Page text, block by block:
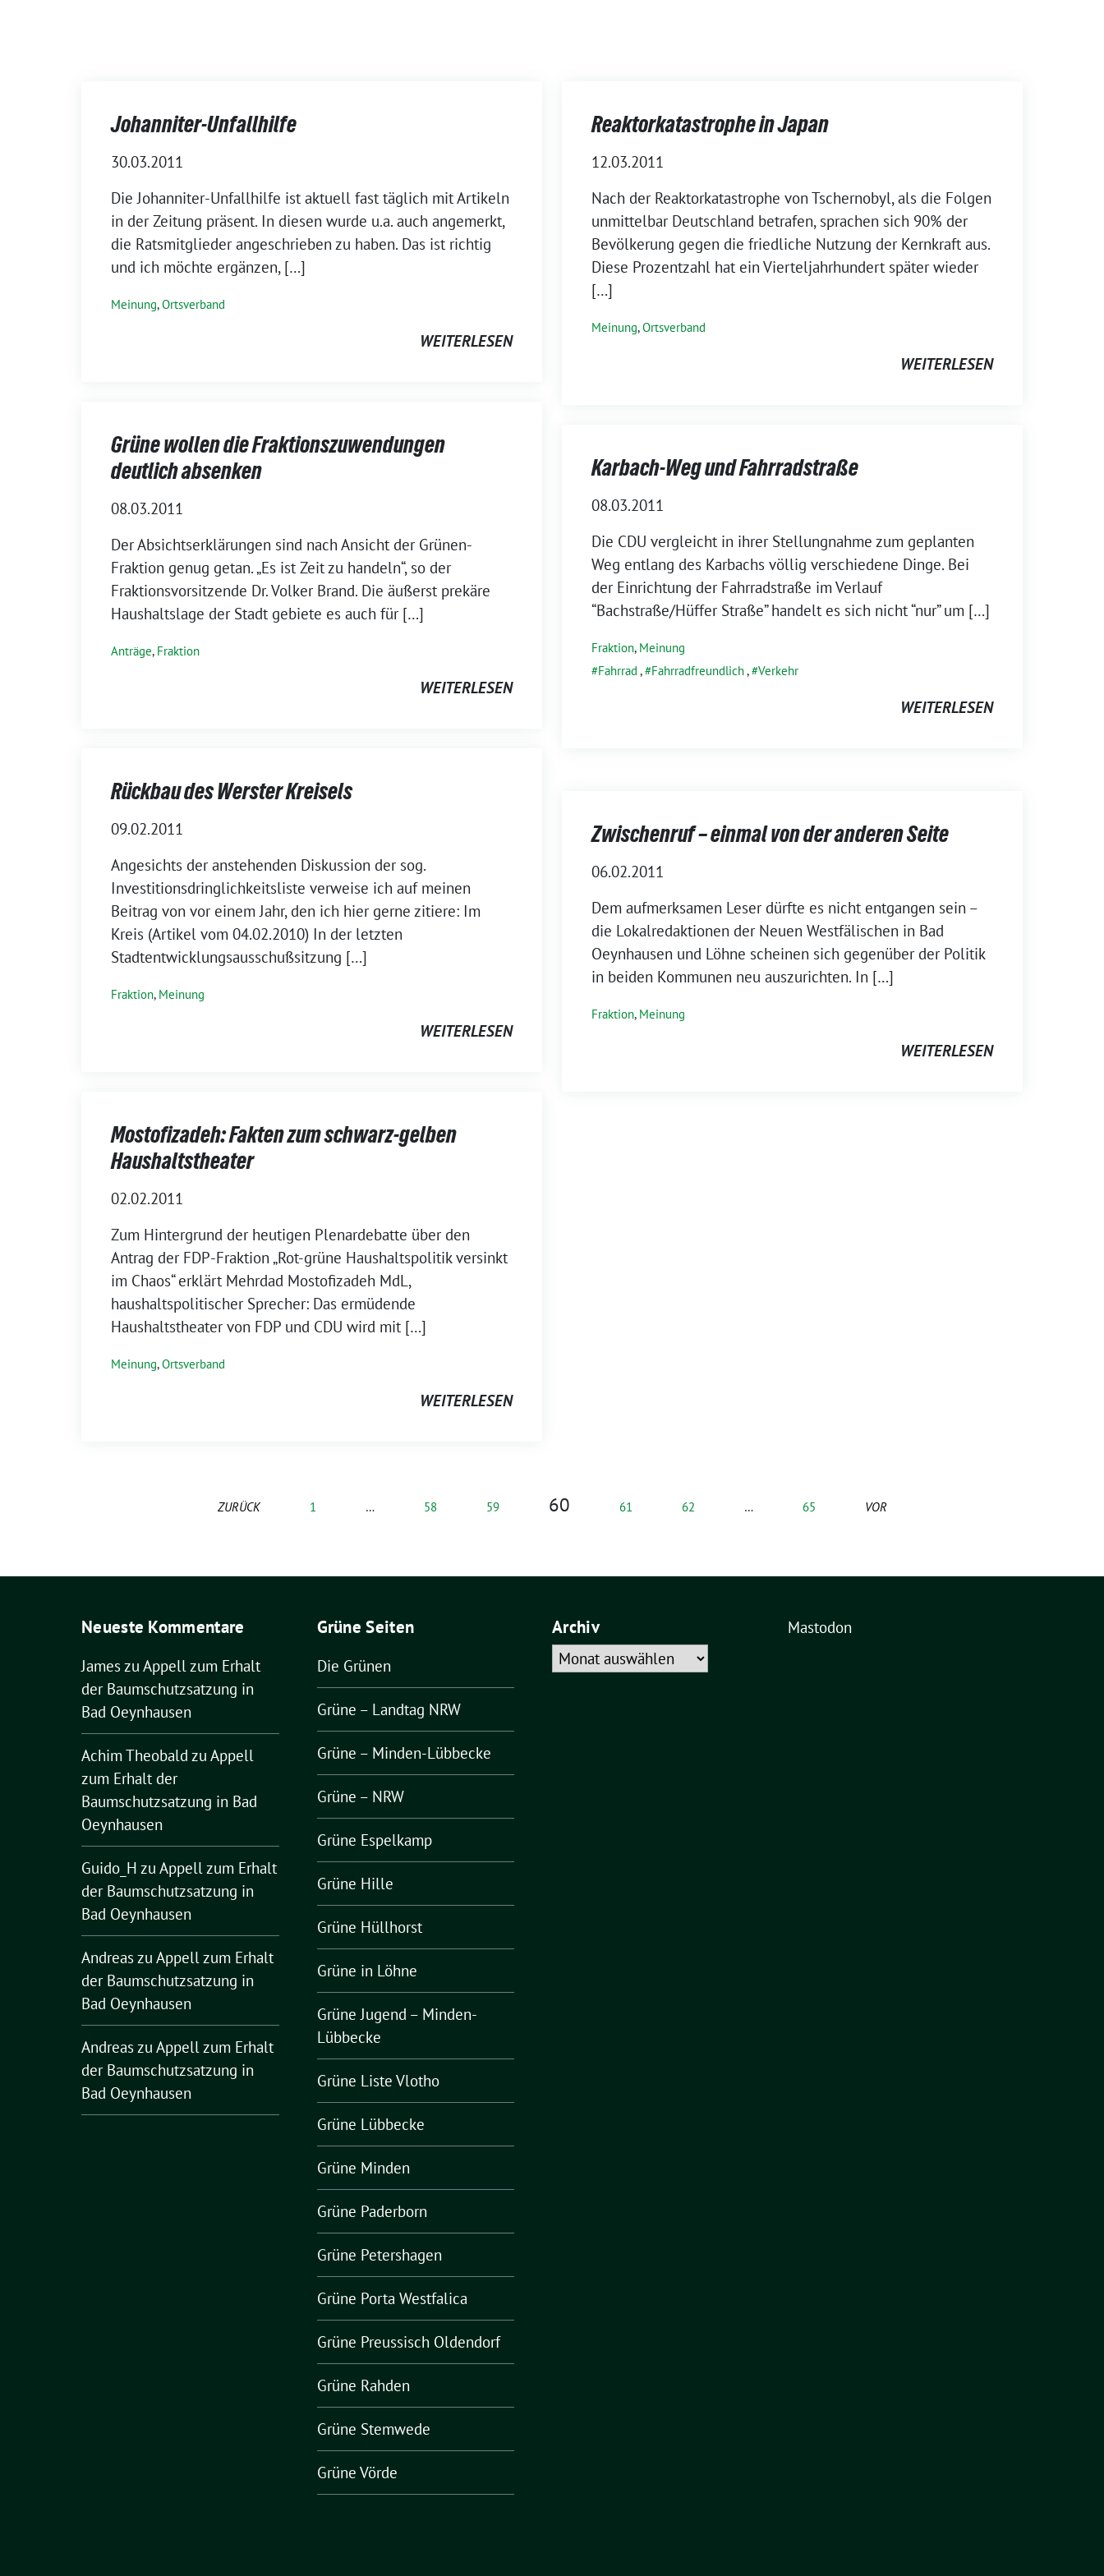
Johanniter-Unfallhilfe
30.03.2011
Die Johanniter-Unfallhilfe ist aktuell fast täglich mit Artikeln
in der Zeitung präsent. In diesen wurde u.a. auch angemerkt,
die Ratsmitglieder angeschrieben zu haben. Das ist richtig
und ich möchte ergänzen, […]
Meinung,Ortsverband
WEITERLESEN
Reaktorkatastrophe in Japan
12.03.2011
Nach der Reaktorkatastrophe von Tschernobyl, als die Folgen
unmittelbar Deutschland betrafen, sprachen sich 90% der
Bevölkerung gegen die friedliche Nutzung der Kernkraft aus.
Diese Prozentzahl hat ein Vierteljahrhundert später wieder
[…]
Meinung,Ortsverband
WEITERLESEN
Grüne wollen die Fraktionszuwendungen
deutlich absenken
08.03.2011
Der Absichtserklärungen sind nach Ansicht der Grünen-
Fraktion genug getan. „Es ist Zeit zu handeln“, so der
Fraktionsvorsitzende Dr. Volker Brand. Die äußerst prekäre
Haushaltslage der Stadt gebiete es auch für […]
Anträge, Fraktion
WEITERLESEN
Karbach-Weg und Fahrradstraße
08.03.2011
Die CDU vergleicht in ihrer Stellungnahme zum geplanten
Weg entlang des Karbachs völlig verschiedene Dinge. Bei
der Einrichtung der Fahrradstraße im Verlauf
“Bachstraße/Hüffer Straße” handelt es sich nicht “nur” um […]
Fraktion, Meinung
Fahrrad , Fahrradfreundlich, Verkehr
WEITERLESEN
Rückbau des Werster Kreisels
09.02.2011
Angesichts der anstehenden Diskussion der sog.
Investitionsdringlichkeitsliste verweise ich auf meinen
Beitrag von vor einem Jahr, den ich hier gerne zitiere: Im
Kreis (Artikel vom 04.02.2010) In der letzten
Stadtentwicklungsausschußsitzung […]
Fraktion, Meinung
WEITERLESEN
Zwischenruf – einmal von der anderen Seite
06.02.2011
Dem aufmerksamen Leser dürfte es nicht entgangen sein –
die Lokalredaktionen der Neuen Westfälischen in Bad
Oeynhausen und Löhne scheinen sich gegenüber der Politik
in beiden Kommunen neu auszurichten. In […]
Fraktion, Meinung
WEITERLESEN
Mostofizadeh: Fakten zum schwarz-gelben
Haushaltstheater
02.02.2011
Zum Hintergrund der heutigen Plenardebatte über den
Antrag der FDP-Fraktion „Rot-grüne Haushaltspolitik versinkt
im Chaos“ erklärt Mehrdad Mostofizadeh MdL,
haushaltspolitischer Sprecher: Das ermüdende
Haushaltstheater von FDP und CDU wird mit […]
Meinung,Ortsverband
WEITERLESEN
ZURÜCK 1 … 58 59 60 61 62 … 65 VOR
Neueste Kommentare
James zu Appell zum Erhalt
der Baumschutzsatzung in
Bad Oeynhausen
Achim Theobald zu Appell
zum Erhalt der
Baumschutzsatzung in Bad
Oeynhausen
Guido_H zu Appell zum Erhalt
der Baumschutzsatzung in
Bad Oeynhausen
Andreas zu Appell zum Erhalt
der Baumschutzsatzung in
Bad Oeynhausen
Andreas zu Appell zum Erhalt
der Baumschutzsatzung in
Bad Oeynhausen
Grüne Seiten
Die Grünen
Grüne – Landtag NRW
Grüne – Minden-Lübbecke
Grüne – NRW
Grüne Espelkamp
Grüne Hille
Grüne Hüllhorst
Grüne in Löhne
Grüne Jugend – Minden-
Lübbecke
Grüne Liste Vlotho
Grüne Lübbecke
Grüne Minden
Grüne Paderborn
Grüne Petershagen
Grüne Porta Westfalica
Grüne Preussisch Oldendorf
Grüne Rahden
Grüne Stemwede
Grüne Vörde
Archiv
Archiv
Mastodon